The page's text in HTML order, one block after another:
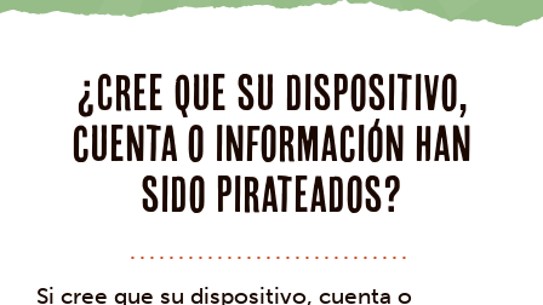
¿Cree que su dispositivo,
cuenta o información han
sido pirateados?
Si cree que su dispositivo, cuenta o